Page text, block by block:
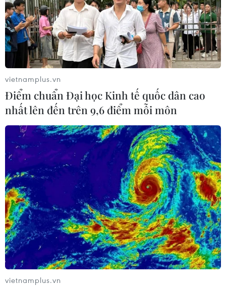
định.
vietnamplus.vn
Điểm chuẩn Đại học Kinh tế quốc dân cao
nhất lên đến trên 9,6 điểm mỗi môn
vietnamplus.vn